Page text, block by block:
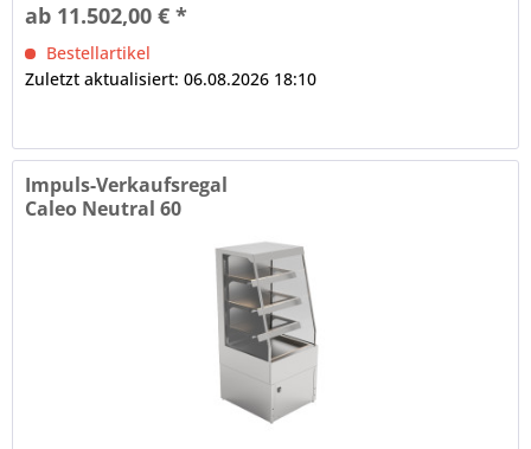
der Decke und 1 x je Etage) dicht verschweißte
Innenwanne...
ab 11.502,00 € *
Bestellartikel
Zuletzt aktualisiert: 06.08.2026 18:10
Impuls-Verkaufsregal
Caleo Neutral 60